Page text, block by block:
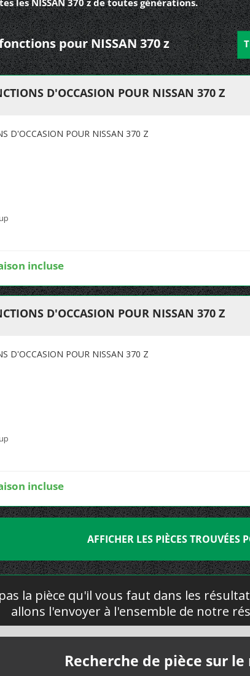
les NISSAN 370 z de toutes générations.
pour NISSAN 370 z
D'OCCASION POUR NISSAN 370 Z
D'OCCASION POUR NISSAN 370 Z
incluse
D'OCCASION POUR NISSAN 370 Z
D'OCCASION POUR NISSAN 370 Z
incluse
AFFICHER LES PIÈCES TROUVÉES
la pièce qu'il vous faut dans les
allons l'envoyer à l'ensemble de notre
Recherche de pièce sur le